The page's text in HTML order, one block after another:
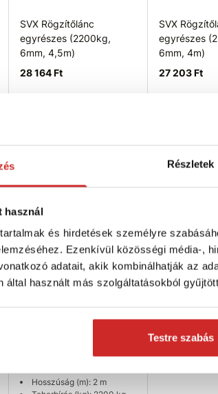
Részletek
használ
és hirdetések személyre
Ezenkívül közösségi média-,
adatait, akik kombinálhatják az
által használt más szolgáltatásokból
Testre szabás
SVX Rögzítőlánc
egyrészes (2200kg,
6mm, 4,5m)
28 164 Ft
SVX
egyrészes
6mm, 4m)
27 203 Ft
egyrészes (2200kg,
Hosszúság (m): 2 m